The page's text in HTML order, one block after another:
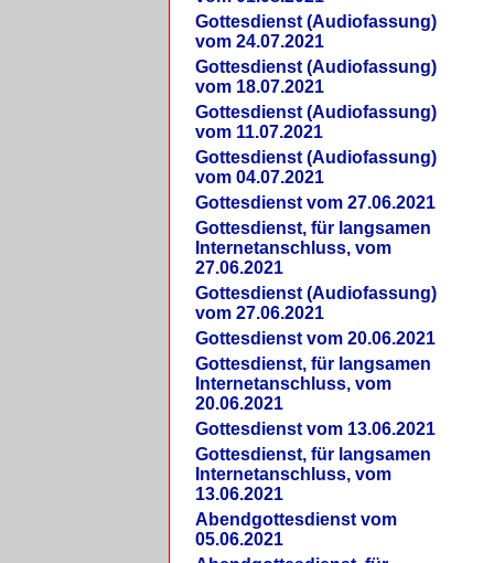
Gottesdienst (Audiofassung)
vom 24.07.2021
Gottesdienst (Audiofassung)
vom 18.07.2021
Gottesdienst (Audiofassung)
vom 11.07.2021
Gottesdienst (Audiofassung)
vom 04.07.2021
Gottesdienst vom 27.06.2021
Gottesdienst, für langsamen
Internetanschluss, vom
27.06.2021
Gottesdienst (Audiofassung)
vom 27.06.2021
Gottesdienst vom 20.06.2021
Gottesdienst, für langsamen
Internetanschluss, vom
20.06.2021
Gottesdienst vom 13.06.2021
Gottesdienst, für langsamen
Internetanschluss, vom
13.06.2021
Abendgottesdienst vom
05.06.2021